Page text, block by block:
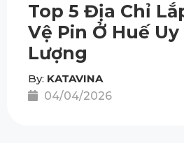
Top 5 Địa Chỉ
Vệ Pin Ở Huế
Lượng
By: KATAVINA
04/04/2026